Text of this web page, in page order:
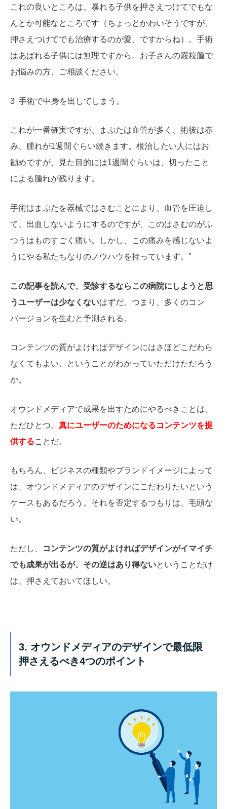
これの良いところは、暴れる子供を押さえつけてでもな
んとか可能なところです（ちょっとかわいそうですが、
押さえつけてでも治療するのが愛、ですからね）。手術
はあばれる子供には無理ですから。お子さんの霰粒腫で
お悩みの方、ご相談ください。
3 手術で中身を出してしまう。
これが一番確実ですが、まぶたは血管が多く、術後は赤
み、腫れが1週間ぐらい続きます。根治したい人にはお
勧めですが、見た目的には1週間ぐらいは、切ったこと
による腫れが残ります。
手術はまぶたを器械ではさむことにより、血管を圧迫し
て、出血しないようにするのですが、このはさむのがふ
つうはものすごく痛い。しかし、この痛みを感じないよ
うにやる私たちなりのノウハウを持っています。”
この記事を読んで、受診するならこの病院にしようと思
うユーザーは少なくないはずだ。つまり、多くのコン
バージョンを生むと予測される。
コンテンツの質がよければデザインにはさほどこだわら
なくてもよい、ということがわかっていただけただろう
か。
オウンドメディアで成果を出すためにやるべきことは、
ただひとつ。 真にユーザーのためになるコンテンツを提
供することだ。
もちろん、ビジネスの種類やブランドイメージによって
は、オウンドメディアのデザインにこだわりたいという
ケースもあるだろう。それを否定するつもりは、毛頭な
い。
ただし、
コンテンツの質がよければデザインがイマイチ
でも成果が出るが、その逆はあり得ないということだけ
は、押さえておいてほしい。
3. オウンドメディアのデザインで最低限
押さえるべき4つのポイント